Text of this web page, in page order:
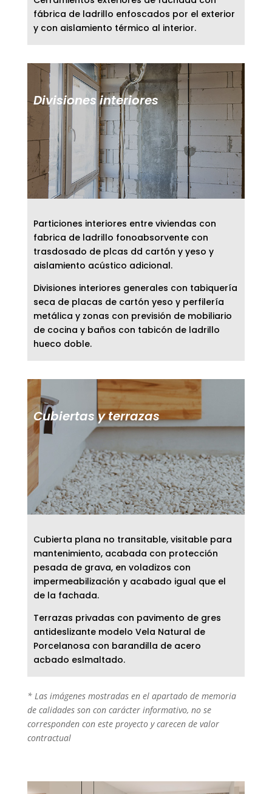
fábrica de ladrillo enfoscados por el exterior
y con aislamiento térmico al interior.
Divisiones interiores
Particiones interiores entre viviendas con
fabrica de ladrillo fonoabsorvente con
trasdosado de plcas dd cartón y yeso y
aislamiento acústico adicional.
Divisiones interiores generales con tabiquería
seca de placas de cartón yeso y perfilería
metálica y zonas con previsión de mobiliario
de cocina y baños con tabicón de ladrillo
hueco doble.
Cubiertas y terrazas
Cubierta plana no transitable, visitable para
mantenimiento, acabada con protección
pesada de grava, en voladizos con
impermeabilización y acabado igual que el
de la fachada.
Terrazas privadas con pavimento de gres
antideslizante modelo Vela Natural de
Porcelanosa con barandilla de acero
acbado eslmaltado.
* Las imágenes mostradas en el apartado de memoria
de calidades son con carácter informativo, no se
corresponden con este proyecto y carecen de valor
contractual